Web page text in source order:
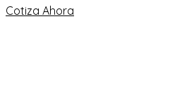
Cotiza Ahora